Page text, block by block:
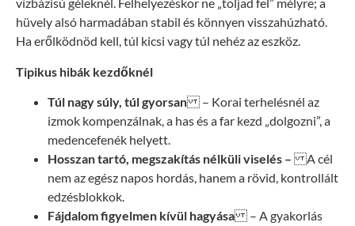
vízbázisú géleknél. Felhelyezéskor ne „toljad fel” mélyre; a
hüvely alsó harmadában stabil és könnyen visszahúzható.
Ha erőlködnöd kell, túl kicsi vagy túl nehéz az eszköz.
Tipikus hibák kezdőknél
Túl nagy súly, túl gyorsan– Korai terhelésnél az
izmok kompenzálnak, a has és a far kezd „dolgozni”, a
medencefenék helyett.
Hosszan tartó, megszakítás nélküli viselés – A cél
nem az egész napos hordás, hanem a rövid, kontrollált
edzésblokkok.
Fájdalom figyelmen kívül hagyása– A gyakorlás